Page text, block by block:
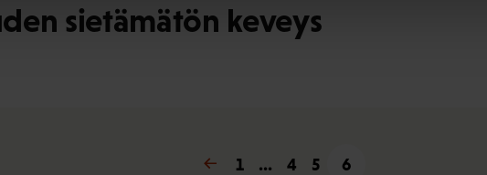
sietämätön keveys
« Edellinen
1 … 4 5 6